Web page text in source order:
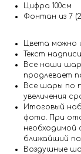
Цифра 100см
Фонтан из 7
Цвета можно
Текст
Все наши
продлевает
Все шары по
увеличения
Итоговый
фото. При
необходимой
ближайший
Воздушные